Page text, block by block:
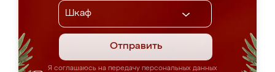
Отправить
Я соглашаюсь на передачу персональных данных